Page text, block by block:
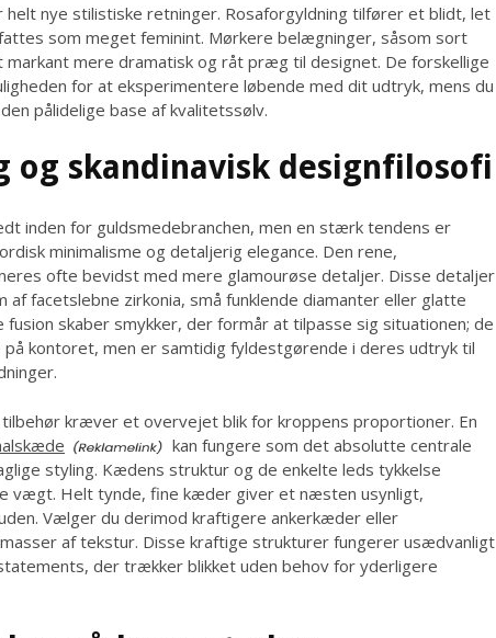
helt nye stilistiske retninger. Rosaforgyldning tilfører et blidt, let
som meget feminint. Mørkere belægninger, såsom sort
mere dramatisk og råt præg til designet. De forskellige
for at eksperimentere løbende med dit udtryk, mens du
pålidelige base af kvalitetssølv.
og skandinavisk designfilosofi
inden for guldsmedebranchen, men en stærk tendens er
minimalisme og detaljerig elegance. Den rene,
ofte bevidst med mere glamourøse detaljer. Disse detaljer
af facetslebne zirkonia, små funklende diamanter eller glatte
skaber smykker, der formår at tilpasse sig situationen; de
på kontoret, men er samtidig fyldestgørende i deres udtryk til
kræver et overvejet blik for kroppens proportioner. En
kan fungere som det absolutte centrale
styling. Kædens struktur og de enkelte leds tykkelse
vægt. Helt tynde, fine kæder giver et næsten usynligt,
Vælger du derimod kraftigere ankerkæder eller
af tekstur. Disse kraftige strukturer fungerer usædvanligt
der trækker blikket uden behov for yderligere